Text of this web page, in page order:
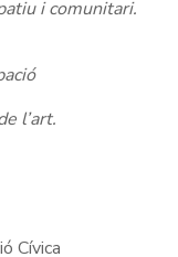
i comunitari.
l’art.
Cívica